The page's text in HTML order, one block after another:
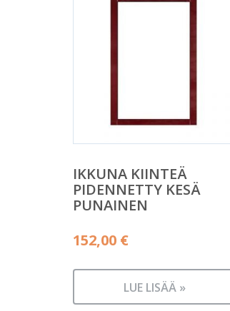
IKKUNA KIINTEÄ
PIDENNETTY KESÄ
PUNAINEN
152,00 €
LUE LISÄÄ »